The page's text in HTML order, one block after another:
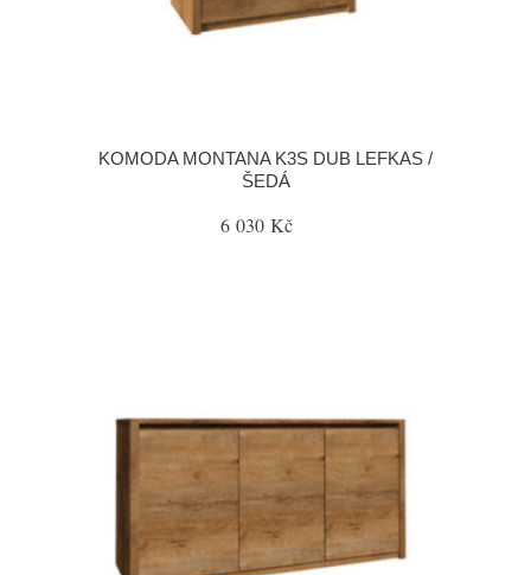
KOMODA MONTANA K3S DUB LEFKAS /
ŠEDÁ
6 030 Kč